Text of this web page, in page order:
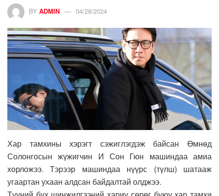
BY ADMIN 04/28/2024
Хар тамхины хэрэгт сэжиглэгдэж байсан Өмнөд
Солонгосын жүжигчин И Сон Гюн машиндаа амиа
хорложээ. Тэрээр машиндаа нүүрс (түлш) шатааж
угаартан ухаан алдсан байдалтай олджээ.